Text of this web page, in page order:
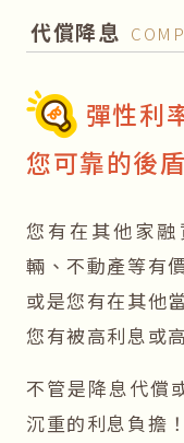
代償降息
彈性利
您可靠的後盾
您有在其他家
輛、不動產等有
或是您有在其他
您有被高利息或
不管是降息代償
沉重的利息負擔！